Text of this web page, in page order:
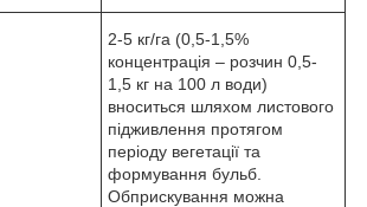
2-5 кг/га (0,5-1,5%
концентрація – розчин 0,5-
1,5 кг на 100 л води)
вноситься шляхом листового
підживлення протягом
періоду вегетації та
формування бульб.
Обприскування можна